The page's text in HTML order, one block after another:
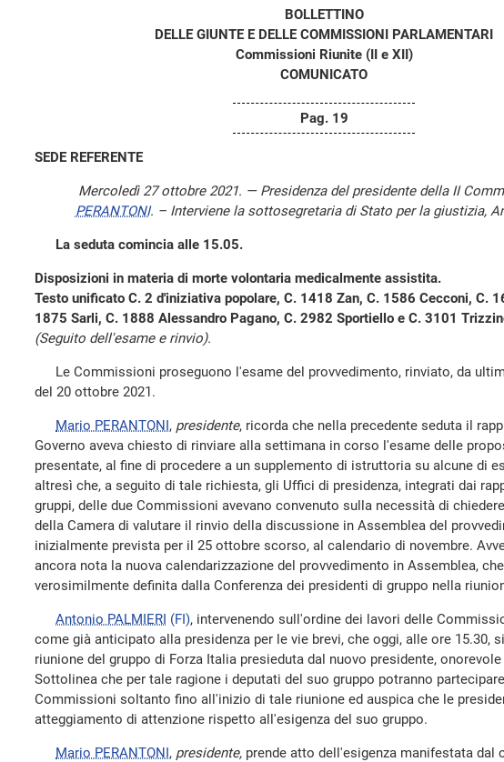
BOLLETTINO
DELLE GIUNTE E DELLE COMMISSIONI PARLAMENTARI
Commissioni Riunite (II e XII)
COMUNICATO
Pag. 19
SEDE REFERENTE
Mercoledì 27 ottobre 2021. — Presidenza del presidente della II
PERANTONI. – Interviene la sottosegretaria di Stato per la giustizia,
La seduta comincia alle 15.05.
Disposizioni in materia di morte volontaria medicalmente assistita.
Testo unificato C. 2 d'iniziativa popolare, C. 1418 Zan, C. 1586 Cecconi, C.
1875 Sarli, C. 1888 Alessandro Pagano, C. 2982 Sportiello e C. 3101
(Seguito dell'esame e rinvio).
Le Commissioni proseguono l'esame del provvedimento, rinviato, da
del 20 ottobre 2021.
Mario PERANTONI, presidente, ricorda che nella precedente seduta il
Governo aveva chiesto di rinviare alla settimana in corso l'esame delle
presentate, al fine di procedere a un supplemento di istruttoria su alcune di
altresì che, a seguito di tale richiesta, gli Uffici di presidenza, integrati dai
gruppi, delle due Commissioni avevano convenuto sulla necessità di
della Camera di valutare il rinvio della discussione in Assemblea del
inizialmente prevista per il 25 ottobre scorso, al calendario di novembre.
ancora nota la nuova calendarizzazione del provvedimento in Assemblea,
verosimilmente definita dalla Conferenza dei presidenti di gruppo nella
Antonio PALMIERI (FI), intervenendo sull'ordine dei lavori delle
come già anticipato alla presidenza per le vie brevi, che oggi, alle ore 15.30,
riunione del gruppo di Forza Italia presieduta dal nuovo presidente,
Sottolinea che per tale ragione i deputati del suo gruppo potranno
Commissioni soltanto fino all'inizio di tale riunione ed auspica che le
atteggiamento di attenzione rispetto all'esigenza del suo gruppo.
Mario PERANTONI, presidente, prende atto dell'esigenza manifestata dal